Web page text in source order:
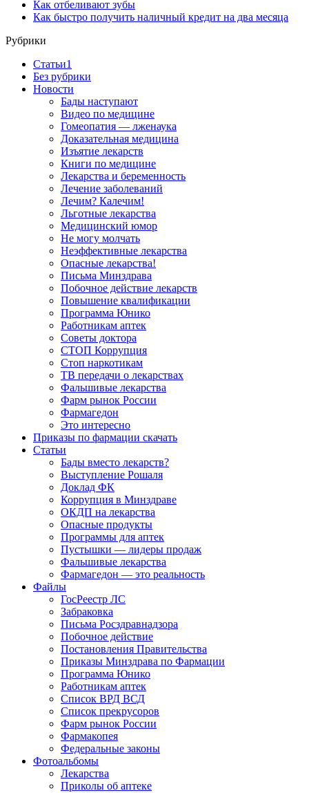
Как отбеливают зубы
Как быстро получить наличный кредит на два месяца
Рубрики
Cтатьи1
Без рубрики
Новости
Бады наступают
Видео по медицине
Гомеопатия — лженаука
Доказательная медицина
Изъятие лекарств
Книги по медицине
Лекарства и беременность
Лечение заболеваний
Лечим? Калечим!
Льготные лекарства
Медицинский юмор
Не могу молчать
Неэффективные лекарства
Опасные лекарства!
Письма Минздрава
Побочное действие лекарств
Повышение квалификации
Программа Юнико
Работникам аптек
Советы доктора
СТОП Коррупция
Стоп наркотикам
ТВ передачи о лекарствах
Фальшивые лекарства
Фарм рынок России
Фармагедон
Это интересно
Приказы по фармации скачать
Статьи
Бады вместо лекарств?
Выступление Рошаля
Доклад ФК
Коррупция в Минздраве
ОКДП на лекарства
Опасные продукты
Программы для аптек
Пустышки — лидеры продаж
Фальшивые лекарства
Фармагедон — это реальность
Файлы
ГосРеестр ЛС
Забраковка
Письма Росздравнадзора
Побочное действие
Постановления Правительства
Приказы Минздрава по Фармации
Программа Юнико
Работникам аптек
Список ВРД ВСД
Список прекрусоров
Фарм рынок России
Фармакопея
Федеральные законы
Фотоальбомы
Лекарства
Приколы об аптеке